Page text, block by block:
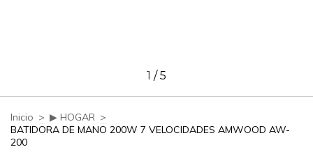
1 /5
Inicio > ▶ HOGAR >
BATIDORA DE MANO 200W 7 VELOCIDADES AMWOOD AW-
200